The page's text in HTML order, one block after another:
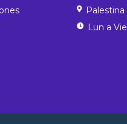
Palestina
Lun a